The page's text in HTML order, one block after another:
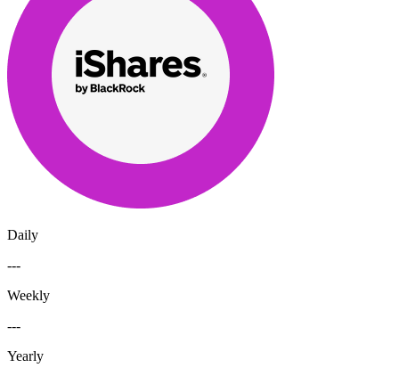
Daily
---
Weekly
---
Yearly